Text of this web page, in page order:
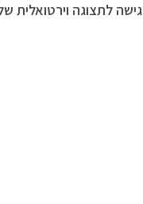
גישה לתצוגה וירטואלית